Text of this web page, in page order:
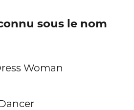
sous le nom
Woman